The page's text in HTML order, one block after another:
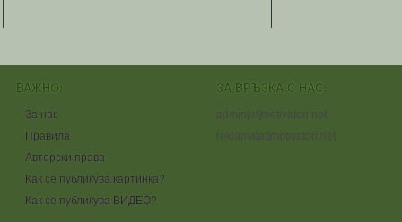
ВАЖНО:
За нас
Правила
Авторски права
Как се публикува картинка?
Как се публикува ВИДЕО?
ЗА ВРЪЗКА С НАС:
admin[at]motivatori.net
reklama[at]motivatori.net